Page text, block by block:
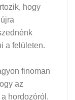
hogy
a felületen.
finoman
az
hordozóról.